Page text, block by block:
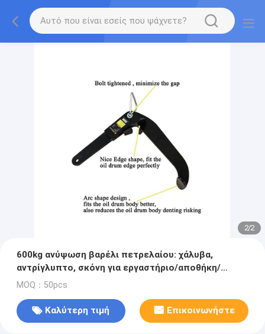
2/2
600kg ανύψωση βαρέλι πετρελαίου: χάλυβα,
αντρίγλυπτο, σκόνη για εργαστήριο/αποθήκη/
χημικό πάρκο
MOQ：50pcs
Καλύτερη τιμή Επικοινωνήστε